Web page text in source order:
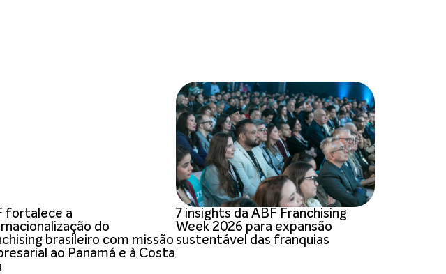
fortalece a
do
brasileiro com missão
ao Panamá e à Costa
7 insights da ABF Franchising
Week 2026 para expansão
sustentável das franquias